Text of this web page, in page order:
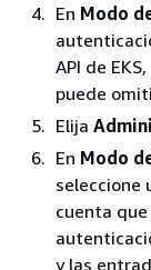
En Modo
API de
puede
Elija
En Modo
seleccione
cuenta
y las